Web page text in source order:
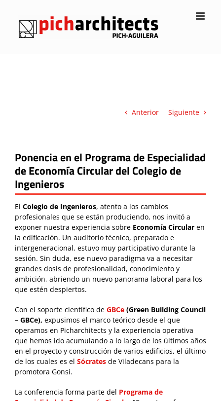
contenido
Anterior Siguiente
Ponencia en el Programa de Especialidad
de Economía Circular del Colegio de
Ingenieros
El Colegio de Ingenieros, atento a los cambios
profesionales que se están produciendo, nos invitó a
exponer nuestra experiencia sobre Economía Circular en
la edificación. Un auditorio técnico, preparado e
intergeneracional, estuvo muy participativo durante la
sesión. Sin duda, ese nuevo paradigma va a necesitar
grandes dosis de profesionalidad, conocimiento y
ambición, abriendo un nuevo panorama laboral para los
que estén despiertos.
Con el soporte científico de GBCe (Green Building Council
– GBCe), expusimos el marco teórico desde el que
operamos en Picharchitects y la experiencia operativa
que hemos ido acumulando a lo largo de los últimos años
en el proyecto y construcción de varios edificios, el último
de los cuales es el Sócrates de Viladecans para la
promotora Gonsi.
La conferencia forma parte del Programa de